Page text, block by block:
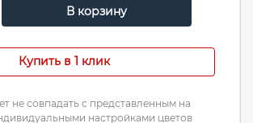
В корзину
Купить в 1 клик
не совпадать с представленным на
настройками цветов